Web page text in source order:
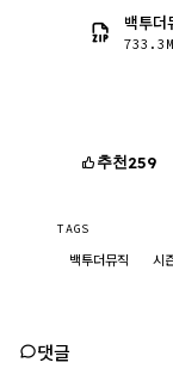
백투
733.3M
추천259
TAGS
백투더뮤직 시
댓글